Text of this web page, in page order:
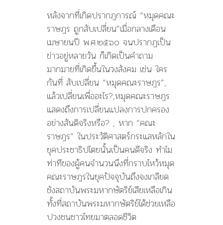
หลังจากที่เกิดปรากฎการณ์ “หมุดคณะ
ราษฎร ถูกสับเปลี่ยน”เมื่อกลางเดือน
เมษายนปี พ.ศ.๒๕๖๐ จนปรากฏเป็น
ข่าวอยู่หลายวัน ก็เกิดเป็นคำถาม
มากมายที่เกิดขึ้นในวงสังคม เช่น ใคร
กันที่ สับเปลี่ยน “หมุดคณะราษฎร”,
แล้วเปลี่ยนเพื่ออะไร?,หมุดคณะราษฎร
แสดงถึงการเปลี่ยนแปลงการปกครอง
อย่างสันติจริงหรือ? , หาก “คณะ
ราษฎร” ในประวัติศาสตร์กระแสหลักใน
ยุคประชาธิปไตยนั้นเป็นคนดีจริง ทำไม
ท่าทีของผู้คนจำนวนนึงที่กราบไหว้หมุด
คณะราษฎรในยุคปัจจุบันถึงจงเกลียด
ชังสถาบันพระมหากษัตริย์เสียเหลือเกิน
ทั้งที่สถาบันพระมหากษัตริย์ได้ช่วยเหลือ
ปวงชนชาวไทยมาตลอดชีวิต